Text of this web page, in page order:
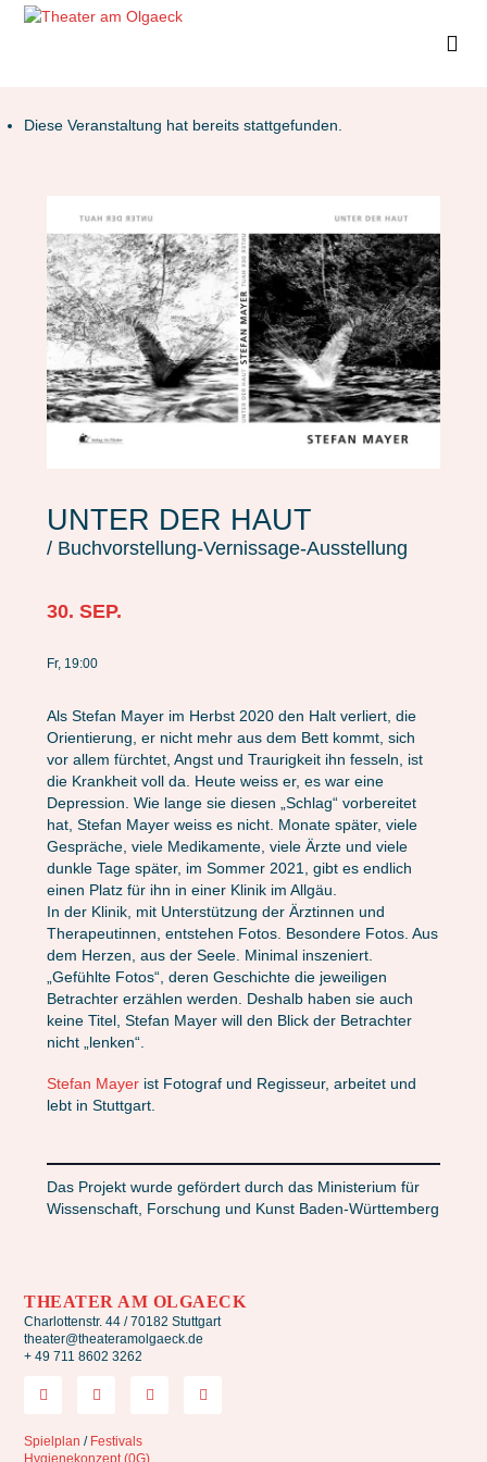
Diese Veranstaltung hat bereits stattgefunden.
UNTER DER HAUT
/ Buchvorstellung-Vernissage-Ausstellung
30. SEP.
Fr, 19:00
Als Stefan Mayer im Herbst 2020 den Halt verliert, die
Orientierung, er nicht mehr aus dem Bett kommt, sich
vor allem fürchtet, Angst und Traurigkeit ihn fesseln, ist
die Krankheit voll da. Heute weiss er, es war eine
Depression. Wie lange sie diesen „Schlag“ vorbereitet
hat, Stefan Mayer weiss es nicht. Monate später, viele
Gespräche, viele Medikamente, viele Ärzte und viele
dunkle Tage später, im Sommer 2021, gibt es endlich
einen Platz für ihn in einer Klinik im Allgäu.
In der Klinik, mit Unterstützung der Ärztinnen und
Therapeutinnen, entstehen Fotos. Besondere Fotos. Aus
dem Herzen, aus der Seele. Minimal inszeniert.
„Gefühlte Fotos“, deren Geschichte die jeweiligen
Betrachter erzählen werden. Deshalb haben sie auch
keine Titel, Stefan Mayer will den Blick der Betrachter
nicht „lenken“.
Stefan Mayerist Fotograf und Regisseur, arbeitet und
lebt in Stuttgart.
Das Projekt wurde gefördert durch das Ministerium für
Wissenschaft, Forschung und Kunst Baden-Württemberg
THEATER AM OLGAECK
Charlottenstr. 44 / 70182 Stuttgart
theater@theateramolgaeck.de
+ 49 711 8602 3262
Spielplan / Festivals
Hygienekonzept (0G)